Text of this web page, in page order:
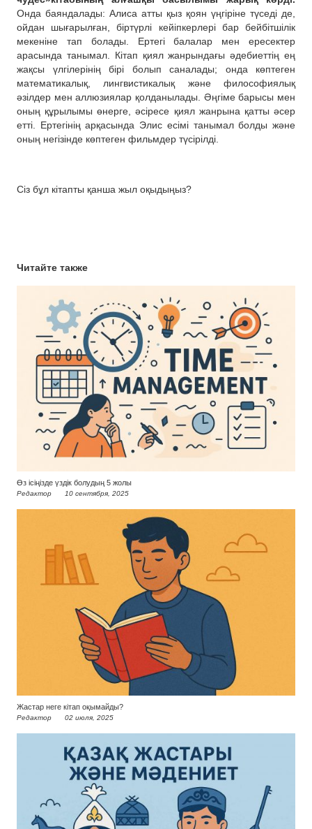
Онда баяндалады: Алиса атты қыз қоян үңгіріне түседі де,
ойдан шығарылған, біртүрлі кейіпкерлері бар бейбітшілік
мекеніне тап болады. Ертегі балалар мен ересектер
арасында танымал. Кітап қиял жанрындағы әдебиеттің ең
жақсы үлгілерінің бірі болып саналады; онда көптеген
математикалық, лингвистикалық және философиялық
әзілдер мен аллюзиялар қолданылады. Әңгіме барысы мен
оның құрылымы өнерге, әсіресе қиял жанрына қатты әсер
етті. Ертегінің арқасында Элис есімі танымал болды және
оның негізінде көптеген фильмдер түсірілді.
Сіз бұл кітапты қанша жыл оқыдыңыз?
Читайте также
Өз ісіңізде үздік болудың 5 жолы
Редактор 10 сентября, 2025
Жастар неге кітап оқымайды?
Редактор 02 июля, 2025